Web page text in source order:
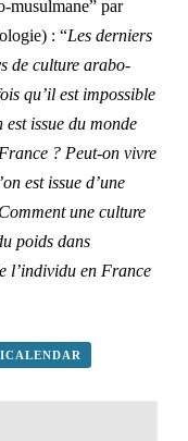
musulmane” par
: “Les derniers
de culture arabo-
qu’il est impossible
issue du monde
? Peut-on vivre
est issue d’une
une culture
poids dans
l’individu en France